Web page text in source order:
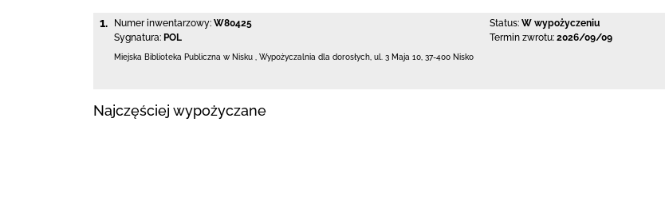
1. Numer inwentarzowy: W80425
Sygnatura: POL
Status: W wypożyczeniu
Termin zwrotu: 2026/09/09
Miejska Biblioteka Publiczna w Nisku Wypożyczalnia dla dorosłych, ul. 3 Maja 10 37-400 Nisko
Najczęściej wypożyczane